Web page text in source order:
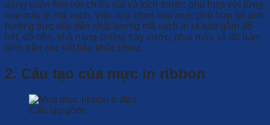
dạng cuộn film với chiều dài và kích thước phù hợp với từng
loại máy in mã vạch. Việc lựa chọn loại mực phù hợp sẽ ảnh
hưởng trực tiếp đến chất lượng mã vạch in ra bao gồm độ
nét, độ bền, khả năng chống trầy xước, phai màu và độ bám
dính trên các vật liệu khác nhau.
2. Cấu tạo của mực in ribbon
Cấu tạọ gồm: